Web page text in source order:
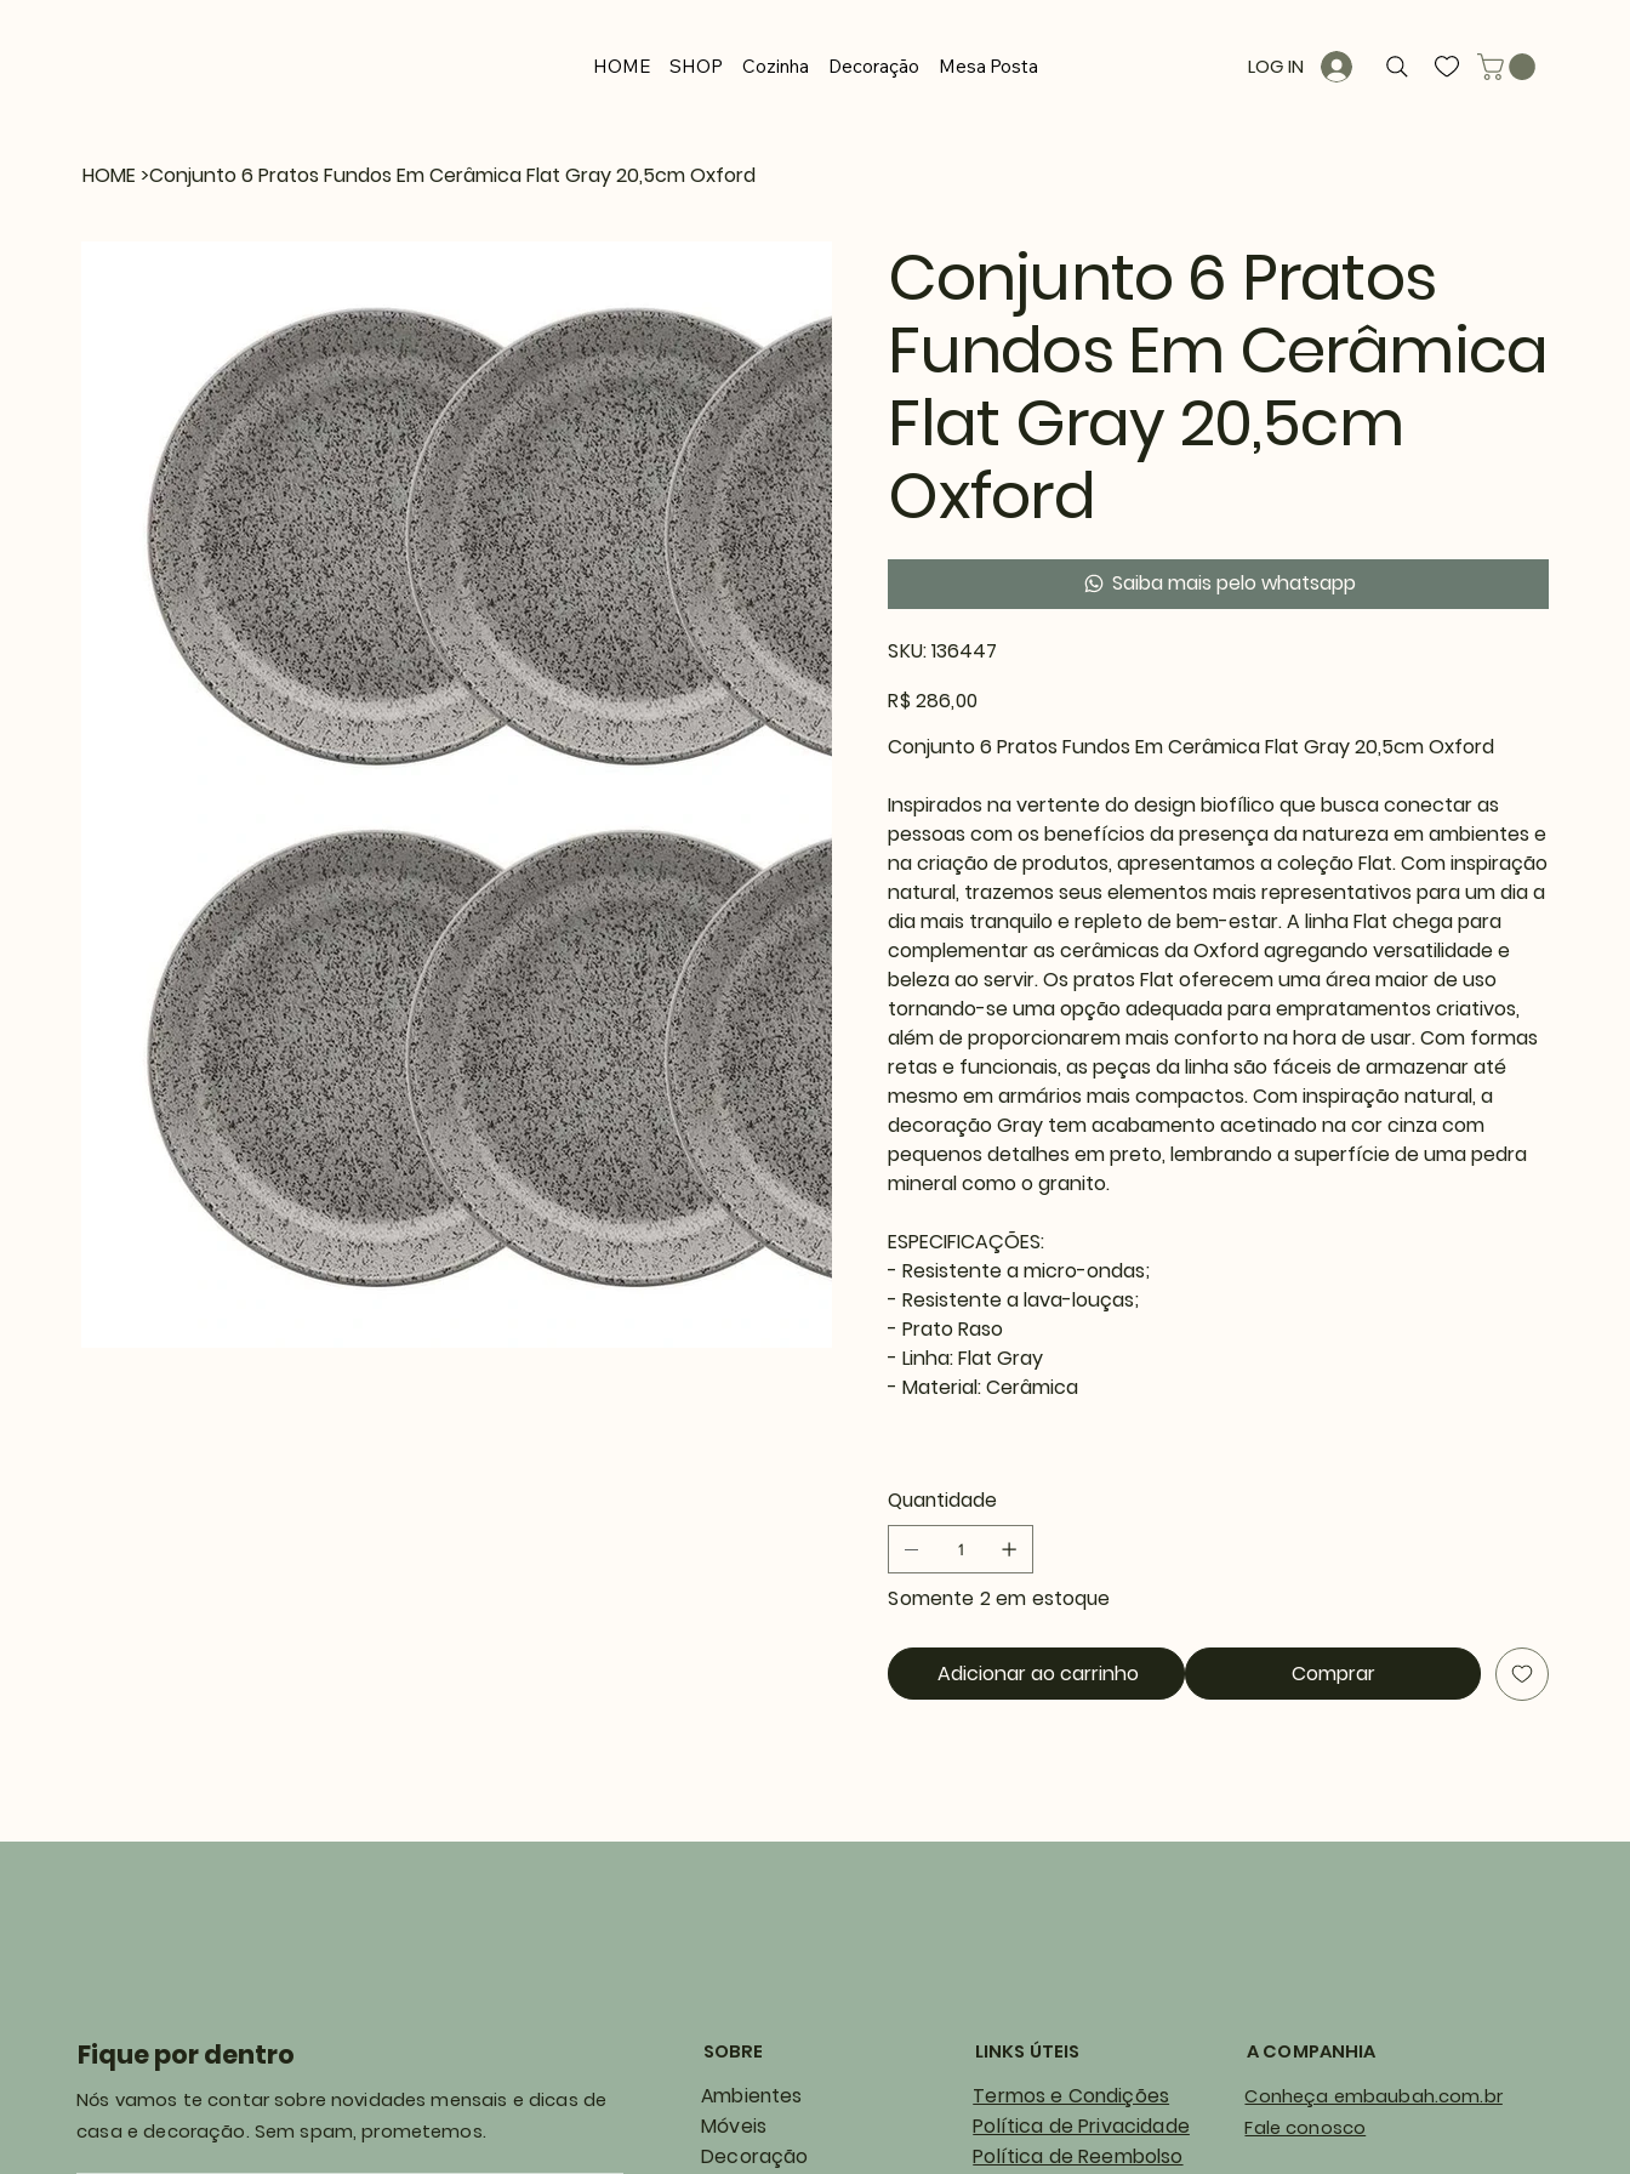
HOME SHOP Cozinha Decoração Mesa Posta LOG IN
HOME >Conjunto 6 Pratos Fundos Em Cerâmica Flat Gray 20,5cm Oxford
Conjunto 6 Pratos
Fundos Em Cerâmica
Flat Gray 20,5cm
Oxford
Saiba mais pelo whatsapp
SKU:
136447
136447
Preço
R$ 286,00
Conjunto 6 Pratos Fundos Em Cerâmica Flat Gray 20,5cm Oxford
Inspirados na vertente do design biofílico que busca conectar as
pessoas com os benefícios da presença da natureza em ambientes e
na criação de produtos, apresentamos a coleção Flat. Com inspiração
natural, trazemos seus elementos mais representativos para um dia a
dia mais tranquilo e repleto de bem-estar. A linha Flat chega para
complementar as cerâmicas da Oxford agregando versatilidade e
beleza ao servir. Os pratos Flat oferecem uma área maior de uso
tornando-se uma opção adequada para empratamentos criativos,
além de proporcionarem mais conforto na hora de usar. Com formas
retas e funcionais, as peças da linha são fáceis de armazenar até
mesmo em armários mais compactos. Com inspiração natural, a
decoração Gray tem acabamento acetinado na cor cinza com
pequenos detalhes em preto, lembrando a superfície de uma pedra
mineral como o granito.
ESPECIFICAÇÕES:
- Resistente a micro-ondas;
- Resistente a lava-louças;
- Prato Raso
- Linha: Flat Gray
- Material: Cerâmica
Quantidade
Somente 2 em estoque
Adicionar ao carrinho Comprar
Fique por dentro
Nós vamos te contar sobre novidades mensais e dicas de
casa e decoração. Sem spam, prometemos.
SOBRE
Ambientes
Móveis
Decoração
LINKS ÚTEIS
Termos e Condições
Política de Privacidade
Política de Reembolso
A COMPANHIA
Conheça embaubah.com.br
Fale conosco